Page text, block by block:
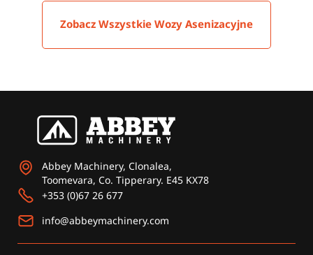
Zobacz Wszystkie Wozy Asenizacyjne
Abbey Machinery, Clonalea,
Toomevara, Co. Tipperary. E45 KX78
+353 (0)67 26 677
info@abbeymachinery.com